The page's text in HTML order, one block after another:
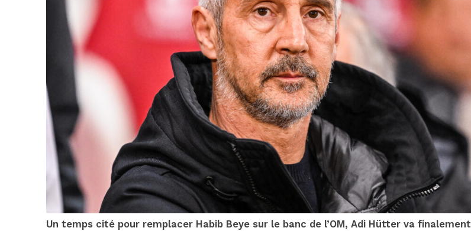
Un temps cité pour remplacer Habib Beye sur le banc de l’OM, Adi Hütter va finalement